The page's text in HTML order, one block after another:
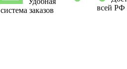
система заказов
всей РФ